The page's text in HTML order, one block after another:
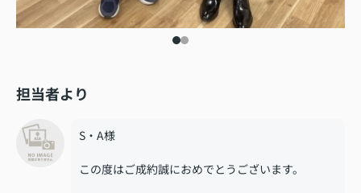
担当者より
S・A様
この度はご成約誠におめでとうございます。